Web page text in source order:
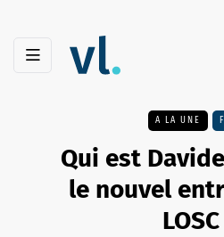
A LA UNE
Qui est
le nouvel